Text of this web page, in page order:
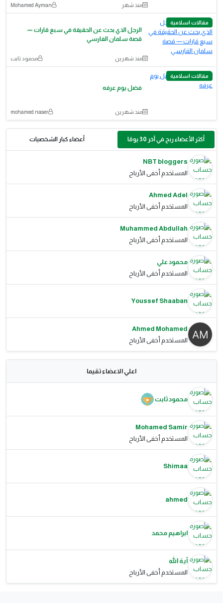
منذ شهر Mohamed Ayman
مقالات اسلامية
الرجل الذي بحث عن الحقيقة في سبع قارات —
قصة سلمان الفارسي
منذ شهرين محمود ثابت
مقالات اسلامية
فضل يوم عرفه
منذ شهرين mohamed naser
أكثر الأعضاء ربح في آخر 30 يومًا أعضاء كبار الشخصيات
NBT bloggers
المستخدم أخفى الأرباح
Ahmed Adel
المستخدم أخفى الأرباح
Muhammed Abdullah
المستخدم أخفى الأرباح
محمود علي
المستخدم أخفى الأرباح
Youssef Shaaban
Ahmed Mohamed
المستخدم أخفى الأرباح
اعلي الاعضاء تقيما
محمود ثابت
Mohamed Samir
المستخدم أخفى الأرباح
Shimaa
ahmed
ابراهيم محمد
آية الله
المستخدم أخفى الأرباح